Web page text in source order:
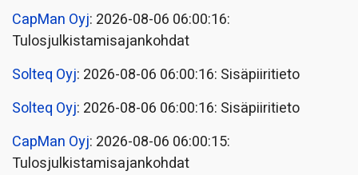
CapMan Oyj: 2026-08-06 06:00:16:
Tulosjulkistamisajankohdat
Solteq Oyj: 2026-08-06 06:00:16: Sisäpiiritieto
Solteq Oyj: 2026-08-06 06:00:16: Sisäpiiritieto
CapMan Oyj: 2026-08-06 06:00:15:
Tulosjulkistamisajankohdat